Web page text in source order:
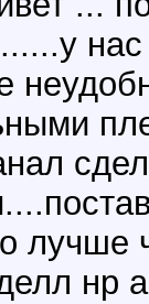
лучше
нр